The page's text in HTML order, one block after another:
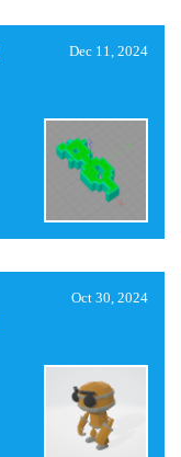
Dec 11, 2024
Oct 30, 2024